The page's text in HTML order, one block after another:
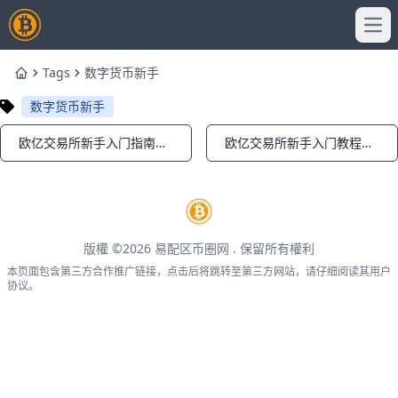
HomeTags
数字货币新手
数字货币新手
Notifications 欧亿交易所新手入门指南：注册认证到钱包设置全流程 Notifications 欧亿交易所新手入门教程：注册、买币与安全操作完整指南
版權 ©2026 易配区币圈网 . 保留所有權利
本页面包含第三方合作推广链接，点击后将跳转至第三方网站，请仔细阅读其用户
协议。